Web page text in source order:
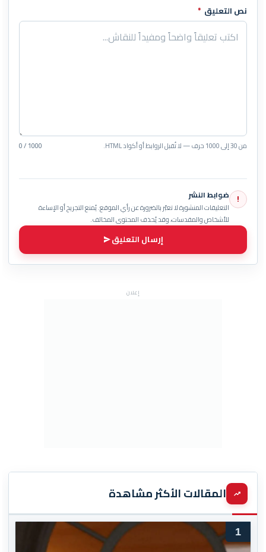
نص التعليق *
من 30 إلى 1000 حرف — لا تُقبل الروابط أو أكواد HTML. 0 / 1000
! ضوابط النشر
التعليقات المنشورة لا تعبّر بالضرورة عن رأي الموقع. يُمنع التجريح أو الإساءة
للأشخاص والمقدسات، وقد يُحذف المحتوى المخالف.
إرسال التعليق
إعلان
المقالات الأكثر مشاهدة
1